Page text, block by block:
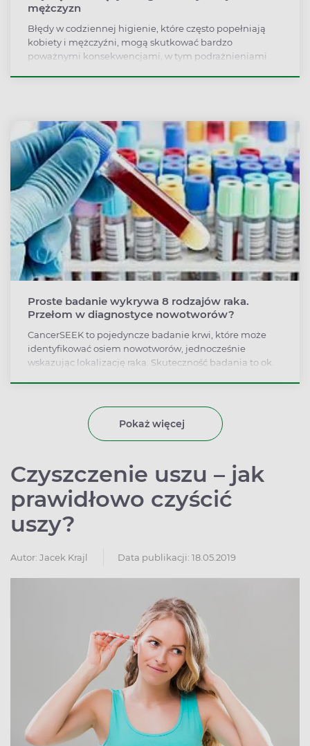
mężczyzn
Błędy w codziennej higienie, które często popełniają
kobiety i mężczyźni, mogą skutkować bardzo
poważnymi konsekwencjami, w tym podrażnieniami
Proste badanie wykrywa 8 rodzajów raka.
Przełom w diagnostyce nowotworów?
CancerSEEK to pojedyncze badanie krwi, które może
identyfikować osiem nowotworów, jednocześnie
wskazując lokalizację raka. Skuteczność badania to ok.
Pokaż więcej
Czyszczenie uszu – jak
prawidłowo czyścić
uszy?
Autor: Jacek Krajl Data publikacji: 18.05.2019